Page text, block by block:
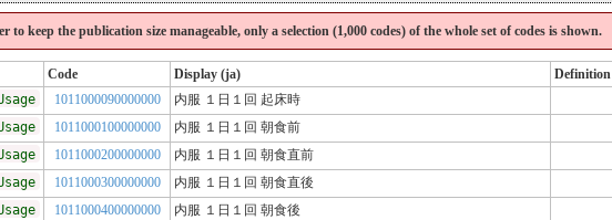
to keep the publication size manageable, only a selection (1,000 codes) of the whole set of codes is shown.
Code Display (ja) Definition
1011000090000000
内服 １日１回 起床時
1011000100000000
内服 １日１回 朝食前
1011000200000000
内服 １日１回 朝食直前
1011000300000000
内服 １日１回 朝食直後
1011000400000000
内服 １日１回 朝食後